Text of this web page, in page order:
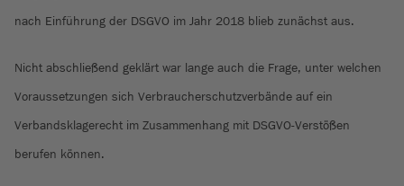
nach Einführung der DSGVO im Jahr 2018 blieb zunächst aus.
Nicht abschließend geklärt war lange auch die Frage, unter welchen
Voraussetzungen sich Verbraucherschutzverbände auf ein
Verbandsklagerecht im Zusammenhang mit DSGVO-Verstößen
berufen können.